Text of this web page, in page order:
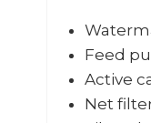
Feed
Active
Net